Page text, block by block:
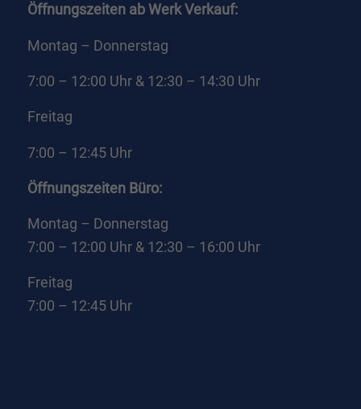
Öffnungszeiten ab Werk Verkauf:
Montag – Donnerstag
7:00 – 12:00 Uhr & 12:30 – 14:30 Uhr
Freitag
7:00 – 12:45 Uhr
Öffnungszeiten Büro:
Montag – Donnerstag
7:00 – 12:00 Uhr & 12:30 – 16:00 Uhr
Freitag
7:00 – 12:45 Uhr